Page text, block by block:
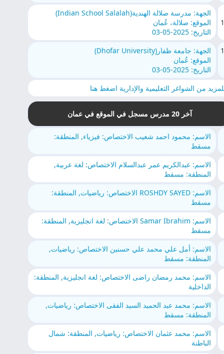
الجهة: مدرسة صلالة الهندية(Indian School Salalah)
الموقع: صلالة، عُمان
التاريخ: 2025-05-03
الجهة: جامعة ظفار(Dhofar University)
الموقع: عُمان
التاريخ: 2025-05-03
من الشواغر التعليمية والإدارية اضغط هنا
آخر 20 مدرس مسجل في الموقع في عمان
الاسم: محمود احمد شعيب الاختصاص: فيزياء, المنطقة:
مسقط
الاسم: عبدالكريم عمر عبدالسلام الاختصاص: لغة عربية,
المنطقة: مسقط
الاسم: ROSHDY SAYED الاختصاص: رياضيات, المنطقة:
مسقط
الاسم: Samar Ibrahim الاختصاص: لغة انجليزية, المنطقة:
مسقط
الاسم: أمل علي محمد علي حسنين الاختصاص: رياضيات,
المنطقة: مسقط
الاسم: محمد رمضان راضى الاختصاص: لغة انجليزية, المنطقة:
الداخلية
الاسم: محمد عبد الحميد السيد الفقى الاختصاص: رياضيات,
المنطقة: مسقط
الاسم: محمد عثمان الاختصاص: رياضيات, المنطقة: شمال
الباطنة